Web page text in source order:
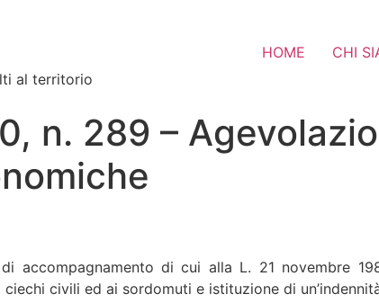
al territorio
HOME CHI
n. 289 –
accompagnamento di cui alla L. 21 novembre
civili ed ai sordomuti e istituzione di